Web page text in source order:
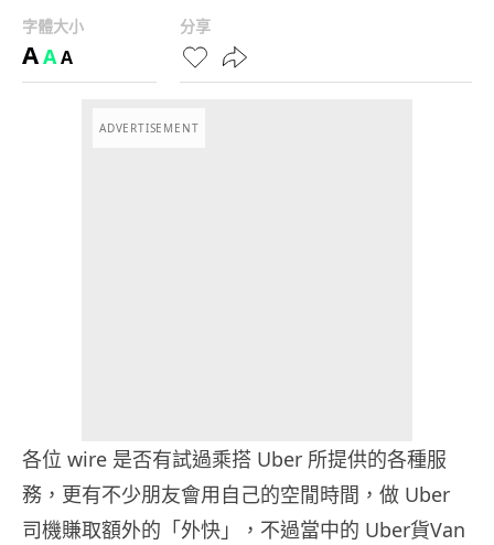
字體大小
AAA
分享
ADVERTISEMENT
各位 wire 是否有試過乘搭 Uber 所提供的各種服
務，更有不少朋友會用自己的空閒時間，做 Uber
司機賺取額外的「外快」，不過當中的 Uber貨Van